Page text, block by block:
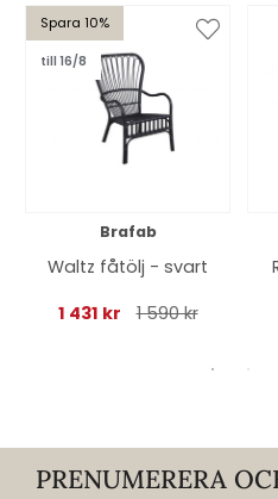
Spara 10%
till 16/8
Brafab
Waltz fåtölj - svart
1 431 kr
1 590 kr
PRENUMERERA